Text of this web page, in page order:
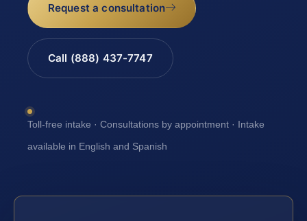
Request a consultation
Call (888) 437-7747
Toll-free intake · Consultations by appointment · Intake
available in English and Spanish